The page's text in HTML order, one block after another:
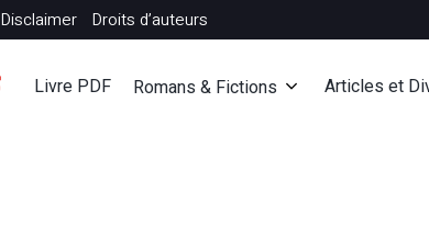
Disclaimer Droits d’auteurs
Livre PDF Romans & Fictions Articles et